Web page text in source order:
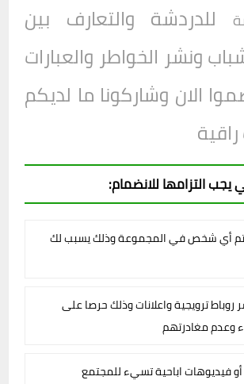
للدردشة والتعارف بين
ونشر الخواطر والعبارات
الان وشاركونا ما لديكم
يجب التزامها للانضمام:
أي شخص في المجموعة وذلك يسبب لك
روباط ترويجية واعلانات وذلك حرصا على
وعدم مغادرتهم
فيديوهات اباحية تسيء للمجتمع